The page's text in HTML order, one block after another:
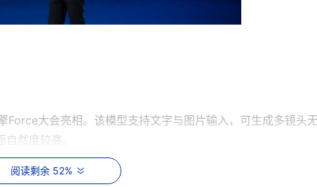
大会亮相。该模型支持文字与图片输入，可生成多镜头
然度较高。
在文生视频、图生视频两项任务上均排名首位，超越Veo3
阅读剩余 52%